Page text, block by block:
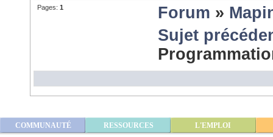
Pages: 1 Forum »
Sujet
COMMUNAUTÉ RESSOURCES L'EMPLOI